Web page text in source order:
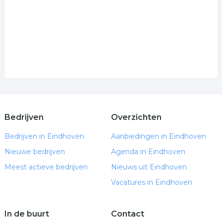
Bedrijven
Bedrijven in Eindhoven
Nieuwe bedrijven
Meest actieve bedrijven
Overzichten
Aanbiedingen in Eindhoven
Agenda in Eindhoven
Nieuws uit Eindhoven
Vacatures in Eindhoven
In de buurt Contact